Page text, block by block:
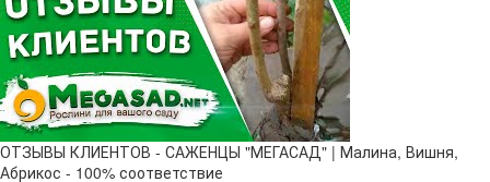
ОТЗЫВЫ КЛИЕНТОВ - САЖЕНЦЫ "МЕГАСАД" | Малина, Вишня,
Абрикос - 100% соответствие